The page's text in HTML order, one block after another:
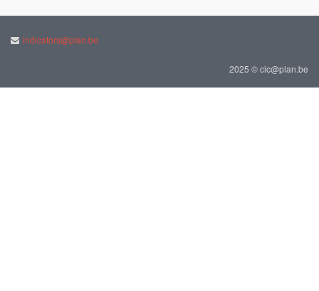
indicators@plan.be
2025 © cic@plan.be